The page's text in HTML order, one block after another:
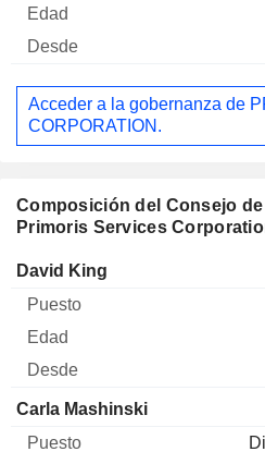
Acceder a la gobernanza de
CORPORATION.
Composición del Consejo
Primoris Services
Administrador
David King
Carla Mashinski